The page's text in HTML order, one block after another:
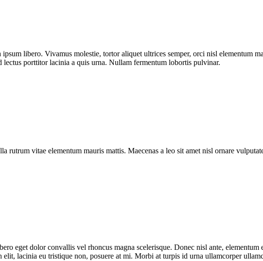
libero. Vivamus molestie, tortor aliquet ultrices semper, orci nisl elementum
porttitor lacinia a quis urna. Nullam fermentum lobortis pulvinar.
rutrum vitae elementum mauris mattis. Maecenas a leo sit amet nisl ornare
eget dolor convallis vel rhoncus magna scelerisque. Donec nisl ante, elementum
elit, lacinia eu tristique non, posuere at mi. Morbi at turpis id urna ullamcorper